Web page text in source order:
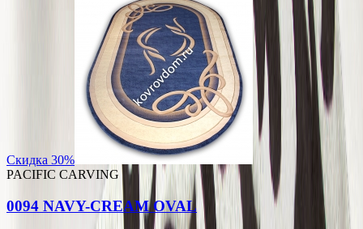
Скидка 30%
PACIFIC CARVING
0094 NAVY-CREAM OVAL